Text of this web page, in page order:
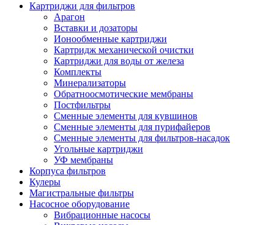
Картриджи для фильтров
Арагон
Вставки и дозаторы
Ионообменные картриджи
Картридж механической очистки
Картриджи для воды от железа
Комплекты
Минерализаторы
Обратноосмотические мембраны
Постфильтры
Сменные элементы для кувшинов
Сменные элементы для пурифайеров
Сменные элементы для фильтров-насадок
Угольные картриджи
УФ мембраны
Корпуса фильтров
Кулеры
Магистральные фильтры
Насосное оборудование
Вибрационные насосы